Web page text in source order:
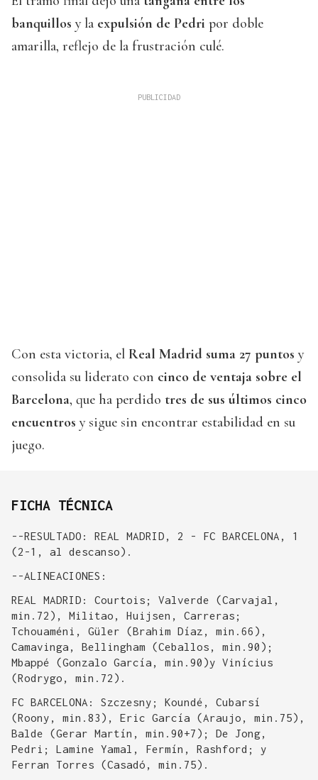
banquillos y la expulsión de Pedri por doble
amarilla, reflejo de la frustración culé.
Con esta victoria, el Real Madrid suma 27 puntos y
consolida su liderato con cinco de ventaja sobre el
Barcelona, que ha perdido tres de sus últimos cinco
encuentros y sigue sin encontrar estabilidad en su
juego.
FICHA TÉCNICA
--RESULTADO: REAL MADRID, 2 - FC BARCELONA, 1
(2-1, al descanso).
--ALINEACIONES:
REAL MADRID: Courtois; Valverde (Carvajal,
min.72), Militao, Huijsen, Carreras;
Tchouaméni, Güler (Brahim Díaz, min.66),
Camavinga, Bellingham (Ceballos, min.90);
Mbappé (Gonzalo García, min.90)y Vinícius
(Rodrygo, min.72).
FC BARCELONA: Szczesny; Koundé, Cubarsí
(Roony, min.83), Eric García (Araujo, min.75),
Balde (Gerar Martín, min.90+7); De Jong,
Pedri; Lamine Yamal, Fermín, Rashford; y
Ferran Torres (Casadó, min.75).